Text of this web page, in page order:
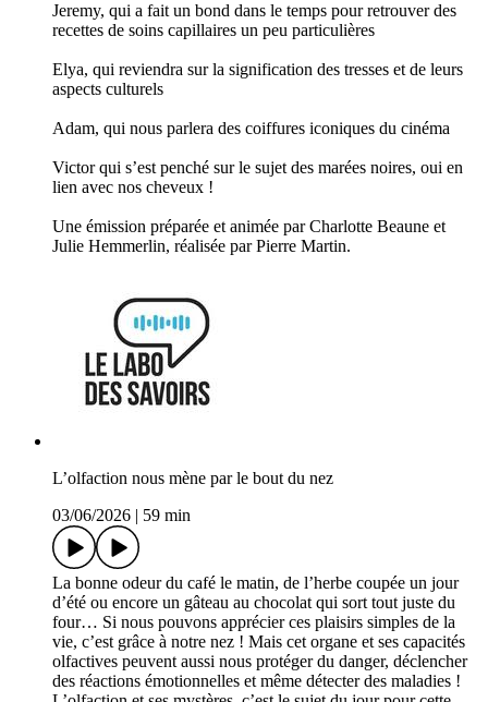
Jeremy, qui a fait un bond dans le temps pour retrouver des
recettes de soins capillaires un peu particulières
Elya, qui reviendra sur la signification des tresses et de leurs
aspects culturels
Adam, qui nous parlera des coiffures iconiques du cinéma
Victor qui s’est penché sur le sujet des marées noires, oui en
lien avec nos cheveux !
Une émission préparée et animée par Charlotte Beaune et
Julie Hemmerlin, réalisée par Pierre Martin.
L’olfaction nous mène par le bout du nez
03/06/2026
59 min
La bonne odeur du café le matin, de l’herbe coupée un jour
d’été ou encore un gâteau au chocolat qui sort tout juste du
four… Si nous pouvons apprécier ces plaisirs simples de la
vie, c’est grâce à notre nez ! Mais cet organe et ses capacités
olfactives peuvent aussi nous protéger du danger, déclencher
des réactions émotionnelles et même détecter des maladies !